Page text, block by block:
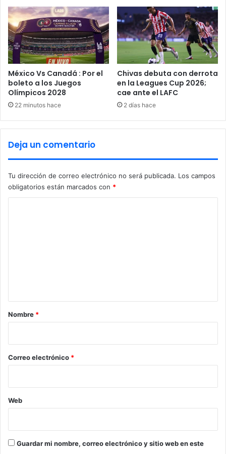
t
r
a
l
d
e
V
e
n
e
u
l
i
d
e
n
t
e
e
n
D
o
c
,
T
a
México Vs Canadá : Por el
boleto a los Juegos
Olímpicos 2028
22 minutos hace
Chivas debuta con derrota
en la Leagues Cup 2026;
cae ante el LAFC
2 días hace
Deja un comentario
Tu dirección de correo electrónico no será publicada. Los campos
obligatorios están marcados con *
r
*
Nombre *
Correo electrónico *
Web
Guardar mi nombre, correo electrónico y sitio web en este